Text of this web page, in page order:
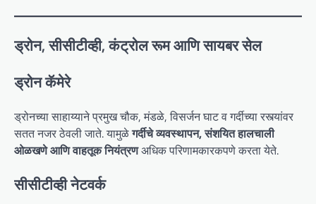
ड्रोन, सीसीटीव्ही, कंट्रोल रूम आणि सायबर सेल
ड्रोन कॅमेरे
ड्रोनच्या साहाय्याने प्रमुख चौक, मंडळे, विसर्जन घाट व गर्दीच्या रस्त्यांवर
सतत नजर ठेवली जाते. यामुळेगर्दीचे व्यवस्थापन, संशयित हालचाली
ओळखणे आणि वाहतूक नियंत्रणअधिक परिणामकारकपणे करता येते.
सीसीटीव्ही नेटवर्क